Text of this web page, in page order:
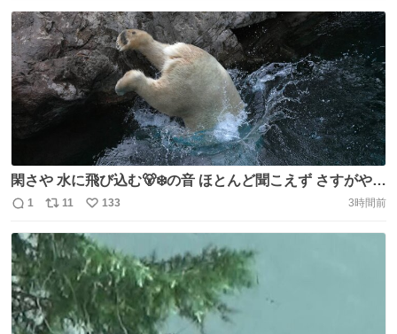
信
数
ポ
ス
ト
数
い
ね
数
閑さや 水に飛び込む🐻‍❄️の音 ほとんど聞こえず さすがや
な！と思う（かなり字余り） 追伸 水滴にAFされるのか...
https://t.co/VM03hj9fOC
返
信
数
1
リ
ポ
ス
ト
数
11
い
い
ね
数
133 3時間前